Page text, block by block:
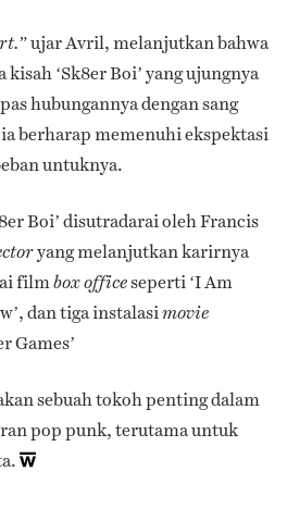
” ujar Avril, melanjutkan bahwa
kisah ‘Sk8er Boi’ yang ujungnya
hubungannya dengan sang
berharap memenuhi ekspektasi
untuknya.
Boi’ disutradarai oleh Francis
yang melanjutkan karirnya
filmbox officeseperti ‘I Am
dan tiga instalasimovie
Games’
sebuah tokoh penting dalam
pop punk, terutama untuk